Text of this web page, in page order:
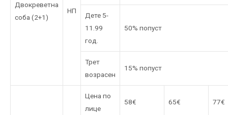
Двокреветна
соба (2+1)
НП
Дете 5-
11.99
год.
50% попуст
Трет
возрасен
15% попуст
Цена по
лице
58€ 65€ 77€